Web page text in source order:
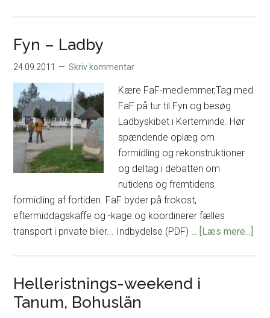
Fyn – Ladby
24.09.2011 Skriv kommentar
Kære FaF-medlemmer,Tag med
FaF på tur til Fyn og besøg
Ladbyskibet i Kerteminde. Hør
spændende oplæg om
formidling og rekonstruktioner
og deltag i debatten om
nutidens og fremtidens
formidling af fortiden. FaF byder på frokost,
eftermiddagskaffe og -kage og koordinerer fælles
transport i private biler... Indbydelse (PDF) … [Læs mere...]
Helleristnings-weekend i
Tanum, Bohuslän